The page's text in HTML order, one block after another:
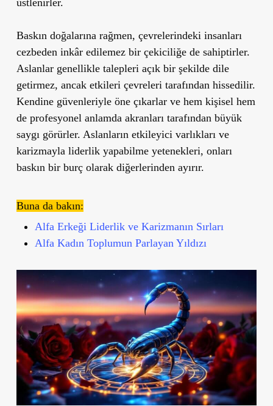
Baskın doğalarına rağmen, çevrelerindeki insanları
cezbeden inkâr edilemez bir çekiciliğe de sahiptirler.
Aslanlar genellikle talepleri açık bir şekilde dile
getirmez, ancak etkileri çevreleri tarafından hissedilir.
Kendine güvenleriyle öne çıkarlar ve hem kişisel hem
de profesyonel anlamda akranları tarafından büyük
saygı görürler. Aslanların etkileyici varlıkları ve
karizmayla liderlik yapabilme yetenekleri, onları
baskın bir burç olarak diğerlerinden ayırır.
Buna da bakın:
Alfa Erkeği Liderlik ve Karizmanın Sırları
Alfa Kadın Toplumun Parlayan Yıldızı